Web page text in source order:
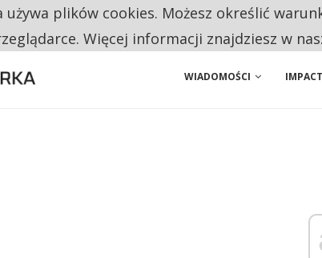
CHIN UDERZAJĄ W EUROPEJSKI PRZEMYSŁ. NA LIŚCIE SĄ DWA
WIADOMOŚCI IMPACT
używa plików cookies. Możesz określić
Więcej informacji znajdziesz w